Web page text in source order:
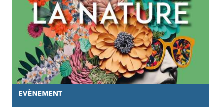
EVÈNEMENT